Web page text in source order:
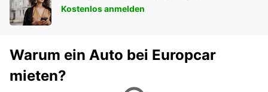
Kostenlos anmelden
Warum ein Auto bei Europcar
mieten?